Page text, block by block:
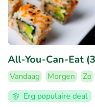
All-You-Can-Eat
Vandaag Morgen
Zo
Erg populaire deal